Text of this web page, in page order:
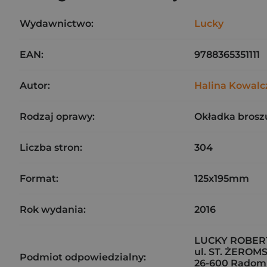
Wydawnictwo: Lucky
EAN: 9788365351111
Autor: Halina
Rodzaj oprawy: Okładka
Liczba stron: 304
Format: 125x195mm
Rok wydania: 2016
Podmiot odpowiedzialny:
LUCKY
ul. ST.
26-600 Radom